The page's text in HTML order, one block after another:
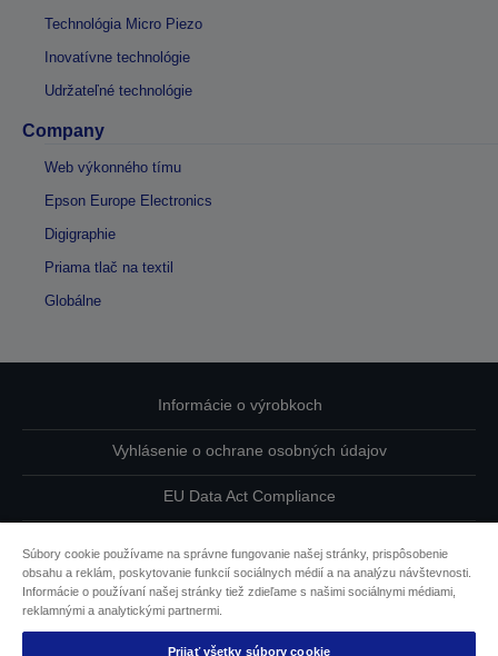
Technológia Micro Piezo
Inovatívne technológie
Udržateľné technológie
Company
Web výkonného tímu
Epson Europe Electronics
Digigraphie
Priama tlač na textil
Globálne
Informácie o výrobkoch
Vyhlásenie o ochrane osobných údajov
EU Data Act Compliance
Informácie o súboroch cookie
Záväzok spoločnosti Epson k dostupnosti
Súbory cookie používame na správne fungovanie našej stránky, prispôsobenie
obsahu a reklám, poskytovanie funkcií sociálnych médií a na analýzu návštevnosti.
Informácie o používaní našej stránky tiež zdieľame s našimi sociálnymi médiami,
reklamnými a analytickými partnermi.
Prijať všetky súbory cookie